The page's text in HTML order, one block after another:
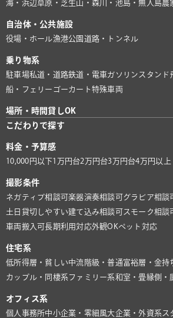
海・浜辺 草原・芝生山・森川・池島・無人島農
自治体・公共施設
役場・ホール漁港公園 道路・トンネル
乗り物系
駐車場私道・道路鉄道・電車 ガソリンスタンド
船・フェリー ゴーカート特殊車両
場所・時間貸しOK
こだわりで探す
料金・予算感
10,000円以下1万円台2万円台3万円台4万円以上
撮影条件
ネガティブ相談可楽器演奏相談可 グラビア相談
土日貸切しやすい建て込み相談可 スモーク相談
車両搬入可長期利用対応外観OKペット対応
住宅系
低所得層・貧しい中流階級・普通富裕層・金持
カップル・同棲系ファミリー系和室・畳縁側・
オフィス系
個人事務所中小企業・零細風大企業・外資系ス